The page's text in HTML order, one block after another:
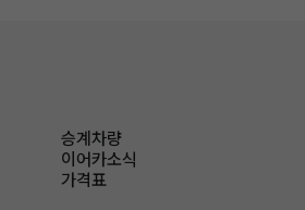
승계차량
이어카소식
가격표